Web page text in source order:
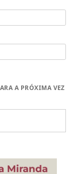
A PRÓXIMA VEZ